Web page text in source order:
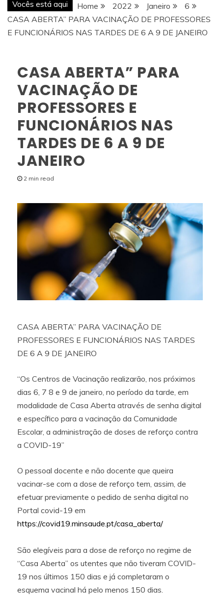
Vocês está aqui Home 2022 Janeiro
6
CASA ABERTA” PARA VACINAÇÃO DE PROFESSORES
E FUNCIONÁRIOS NAS TARDES DE 6 A 9 DE JANEIRO
CASA ABERTA” PARA
VACINAÇÃO DE
PROFESSORES E
FUNCIONÁRIOS NAS
TARDES DE 6 A 9 DE
JANEIRO
2 min read
CASA ABERTA” PARA VACINAÇÃO DE
PROFESSORES E FUNCIONÁRIOS NAS TARDES
DE 6 A 9 DE JANEIRO
“Os Centros de Vacinação realizarão, nos próximos
dias 6, 7 8 e 9 de janeiro, no período da tarde, em
modalidade de Casa Aberta através de senha digital
e específico para a vacinação da Comunidade
Escolar, a administração de doses de reforço contra
a COVID-19”
O pessoal docente e não docente que queira
vacinar-se com a dose de reforço tem, assim, de
efetuar previamente o pedido de senha digital no
Portal covid-19 em
https://covid19.minsaude.pt/casa_aberta/
São elegíveis para a dose de reforço no regime de
“Casa Aberta” os utentes que não tiveram COVID-
19 nos últimos 150 dias e já completaram o
esquema vacinal há pelo menos 150 dias.